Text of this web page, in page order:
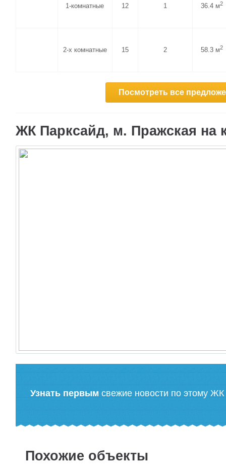
1-комнатные 12 1 36.4 м2
2-х комнатные 15 2 58.3 м2
Посмотреть все
ЖК Парксайд, м. Пражская на
Узнать первым свежие новости по этому ЖК
Похожие объекты